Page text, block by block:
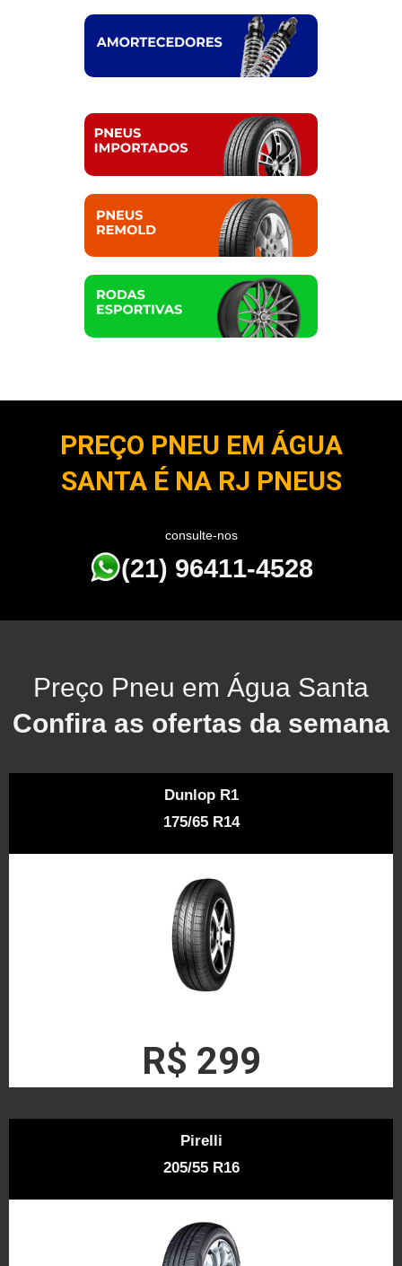
PREÇO PNEU EM ÁGUA
SANTA É NA RJ PNEUS
consulte-nos
(21) 96411-4528
Preço Pneu em Água Santa
Confira as ofertas da semana
Dunlop R1
175/65 R14
R$ 299
Pirelli
205/55 R16